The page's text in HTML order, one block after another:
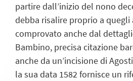
partire dall’inizio del nono
debba risalire proprio a quegli
comprovato anche dal
Bambino, precisa citazione
anche da un’incisione di
la sua data 1582 fornisce un